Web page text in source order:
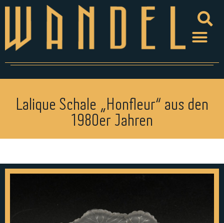
Lalique Schale „Honfleur“ aus den
1980er Jahren